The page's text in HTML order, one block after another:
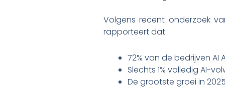
Volgens recent onderzoek
rapporteert dat:
72% van de bedrijven
Slechts 1% volledig AI-
De grootste groei in